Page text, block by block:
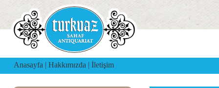
Anasayfa | Hakkımızda | İletişim